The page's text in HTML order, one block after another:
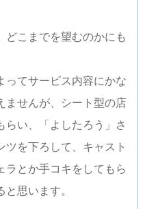
どこまでを望むのかにも
ってサービス内容にかな
ませんが、シート型の店
らい、「よしたろう」さ
ツを下ろして、キャスト
ラとか手コキをしてもら
思います。